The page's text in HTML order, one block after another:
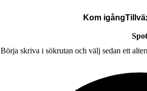
Kom igång
Börja skriva i sökrutan och välj sedan ett